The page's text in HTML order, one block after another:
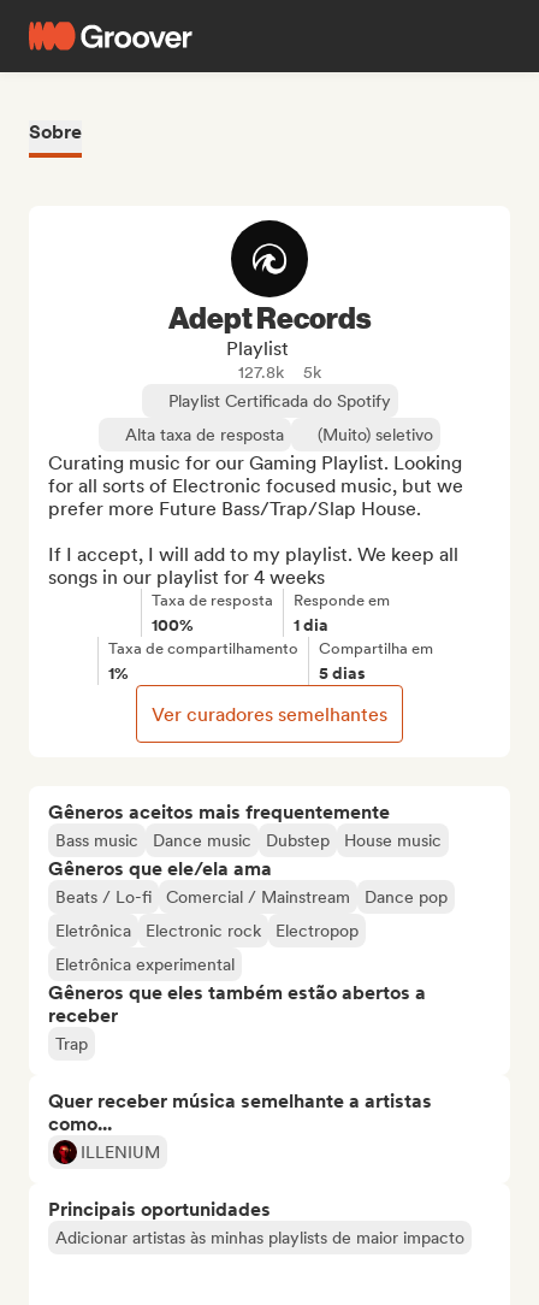
Sobre
Gêneros aceitos mais frequentemente
Bass music Dance music Dubstep House music
Gêneros que ele/ela ama
Beats / Lo-fi Comercial / Mainstream
Dance pop
Eletrônica
Electronic rock
Electropop
Eletrônica experimental
Gêneros que eles também estão abertos a
receber
Trap
Quer receber música semelhante a artistas
como...
ILLENIUM
Principais oportunidades
Adicionar artistas às minhas playlists de maior impacto
Adept Records
Playlist
127.8k
5k
Playlist Certificada do Spotify
Alta taxa de resposta
(Muito) seletivo
Curating music for our Gaming Playlist. Looking
for all sorts of Electronic focused music, but we
prefer more Future Bass/Trap/Slap House.
If I accept, I will add to my playlist. We keep all
songs in our playlist for 4 weeks
Taxa de resposta
100%
Responde em
1 dia
Taxa de compartilhamento
1%
Compartilha em
5 dias
Ver curadores semelhantes